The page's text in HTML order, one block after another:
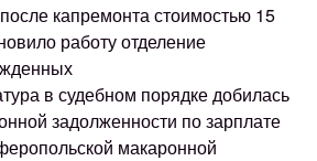
капремонта стоимостью 15
работу отделение
в судебном порядке добилась
задолженности по зарплате
макаронной